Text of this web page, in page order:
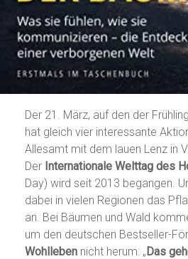
Der 21. März, auf den der
hat gleich vier interessante
Allesamt mit dem lauen Lenz in
Der Internationale Welttag des
Day) wird seit 2013 begangen.
dabei in vielen Regionen das
an. Bei Bäumen und Wald
um den deutschen Bestseller-
Wohllebennicht herum: „ Das